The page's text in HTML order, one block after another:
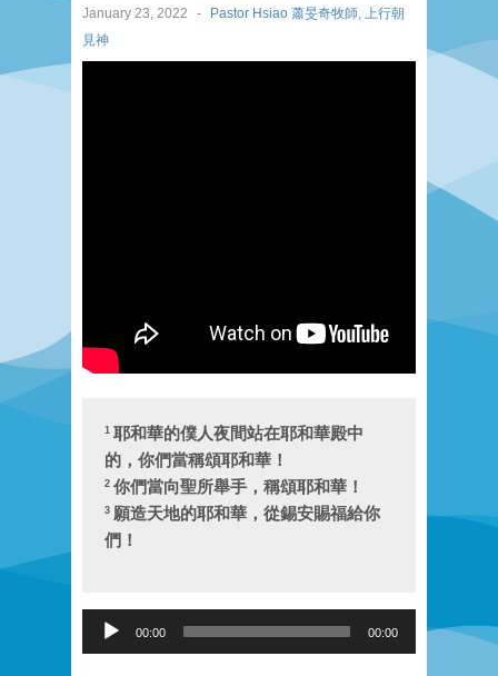
January 23, 2022 - Pastor Hsiao 蕭旻奇牧師
上行朝
見神
1 耶和華的僕人夜間站在耶和華殿中
的，你們當稱頌耶和華！
2 你們當向聖所舉手，稱頌耶和華！
3 願造天地的耶和華，從錫安賜福給你
們！
Audio
00:00 00:00